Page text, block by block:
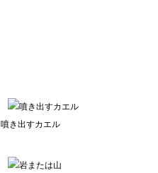
噴き出すカエル